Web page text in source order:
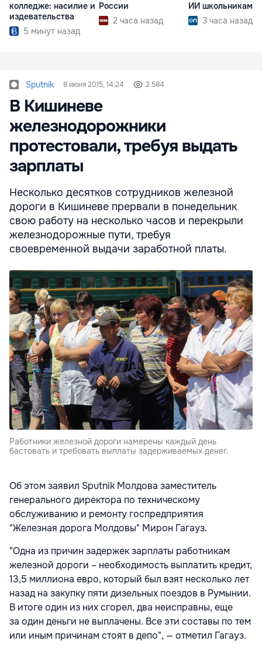
колледже: насилие и
издевательства
5 минут назад
России
2 часа назад
ИИ школьниками
3 часа назад
Sputnik 8 июня 2015, 14:24 2 584
В Кишиневе
железнодорожники
протестовали, требуя выдать
зарплаты
Несколько десятков сотрудников железной
дороги в Кишиневе прервали в понедельник
свою работу на несколько часов и перекрыли
железнодорожные пути, требуя
своевременной выдачи заработной платы.
Работники железной дороги намерены каждый день
бастовать и требовать выплаты задерживаемых денег.
Об этом заявил Sputnik Молдова заместитель
генерального директора по техническому
обслуживанию и ремонту госпредприятия
"Железная дорога Молдовы" Мирон Гагауз.
"Одна из причин задержек зарплаты работникам
железной дороги – необходимость выплатить кредит,
13,5 миллиона евро, который был взят несколько лет
назад на закупку пяти дизельных поездов в Румынии.
В итоге один из них сгорел, два неисправны, еще
за один деньги не выплачены. Все эти составы по тем
или иным причинам стоят в депо", — отметил Гагауз.